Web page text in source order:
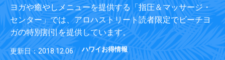
ヨガや癒やしメニューを提供する「指圧＆マッサージ・
センター」では、アロハストリート読者限定でビーチヨ
ガの特別割引を提供しています。
更新日：2018.12.06 ハワイお得情報